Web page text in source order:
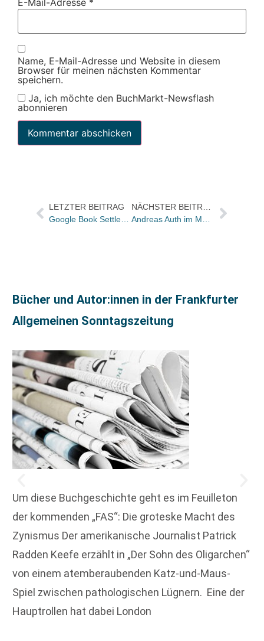
E-Mail-Adresse *
Name, E-Mail-Adresse und Website in diesem
Browser für meinen nächsten Kommentar
speichern.
Ja, ich möchte den BuchMarkt-Newsflash
abonnieren
LETZTER BEITRAG
Google Book Settlement vor dem Aus?
NÄCHSTER BEITRAG
Andreas Auth im Marketing-Interview mit Leander Wattig
Bücher und Autor:innen in der Frankfurter
Allgemeinen Sonntagszeitung
Um diese Buchgeschichte geht es im Feuilleton
der kommenden „FAS“: Die groteske Macht des
Zynismus Der amerikanische Journalist Patrick
Radden Keefe erzählt in „Der Sohn des Oligarchen“
von einem atemberaubenden Katz-und-Maus-
Spiel ­zwischen pathologischen Lügnern. Eine der
Hauptrollen hat dabei London